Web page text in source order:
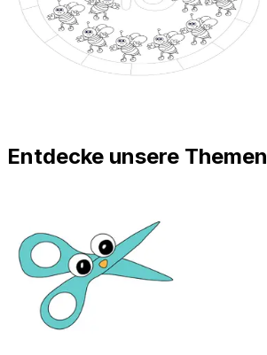
Entdecke unsere Themen